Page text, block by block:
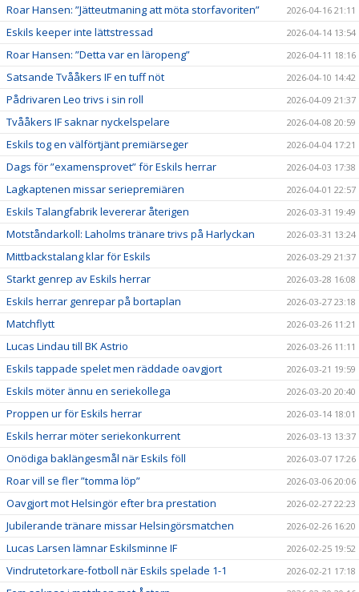
Roar Hansen: ”Jätteutmaning att möta storfavoriten” 2026-04-16 21:11
Eskils keeper inte lättstressad 2026-04-14 13:54
Roar Hansen: ”Detta var en läropeng” 2026-04-11 18:16
Satsande Tvååkers IF en tuff nöt 2026-04-10 14:42
Pådrivaren Leo trivs i sin roll 2026-04-09 21:37
Tvååkers IF saknar nyckelspelare 2026-04-08 20:59
Eskils tog en välförtjänt premiärseger 2026-04-04 17:21
Dags för ”examensprovet” för Eskils herrar 2026-04-03 17:38
Lagkaptenen missar seriepremiären 2026-04-01 22:57
Eskils Talangfabrik levererar återigen 2026-03-31 19:49
Motståndarkoll: Laholms tränare trivs på Harlyckan 2026-03-31 13:24
Mittbackstalang klar för Eskils 2026-03-29 21:37
Starkt genrep av Eskils herrar 2026-03-28 16:08
Eskils herrar genrepar på bortaplan 2026-03-27 23:18
Matchflytt 2026-03-26 11:21
Lucas Lindau till BK Astrio 2026-03-26 11:11
Eskils tappade spelet men räddade oavgjort 2026-03-21 19:59
Eskils möter ännu en seriekollega 2026-03-20 20:40
Proppen ur för Eskils herrar 2026-03-14 18:01
Eskils herrar möter seriekonkurrent 2026-03-13 13:37
Onödiga baklängesmål när Eskils föll 2026-03-07 17:26
Roar vill se fler ”tomma löp” 2026-03-06 20:06
Oavgjort mot Helsingör efter bra prestation 2026-02-27 22:23
Jubilerande tränare missar Helsingörsmatchen 2026-02-26 16:20
Lucas Larsen lämnar Eskilsminne IF 2026-02-25 19:52
Vindrutetorkare-fotboll när Eskils spelade 1-1 2026-02-21 17:18